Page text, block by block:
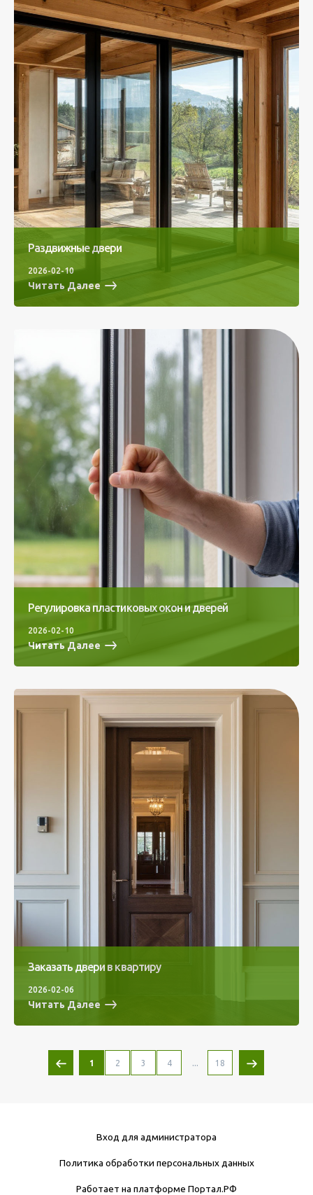
Раздвижные двери
Читать Далее
2026-02-10
Регулировка пластиковых окон и дверей
Читать Далее
2026-02-10
Заказать двери в квартиру
Читать Далее
2026-02-06
1 2 3 4 ... 18
Вход для администратора
Политика обработки персональных данных
Работает на платформе Портал.РФ